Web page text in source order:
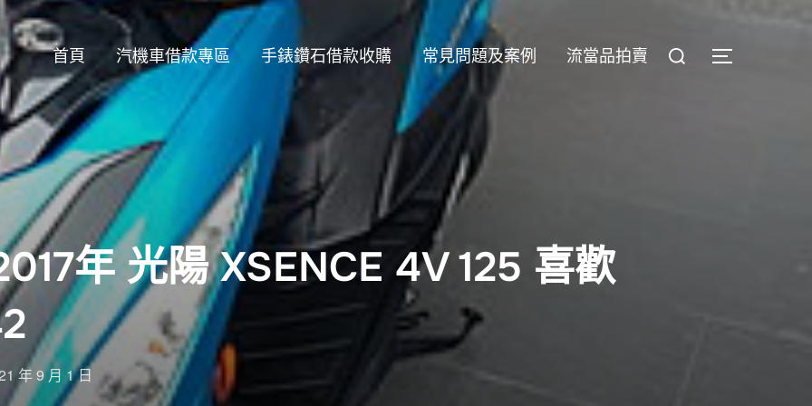
首頁 汽機車借款專區 手錶鑽石借款收購 常見問題及案例 流當品拍賣
Search
TOGGLE
年 光陽 XSENCE 4V 125 喜歡
年 9 月 1 日